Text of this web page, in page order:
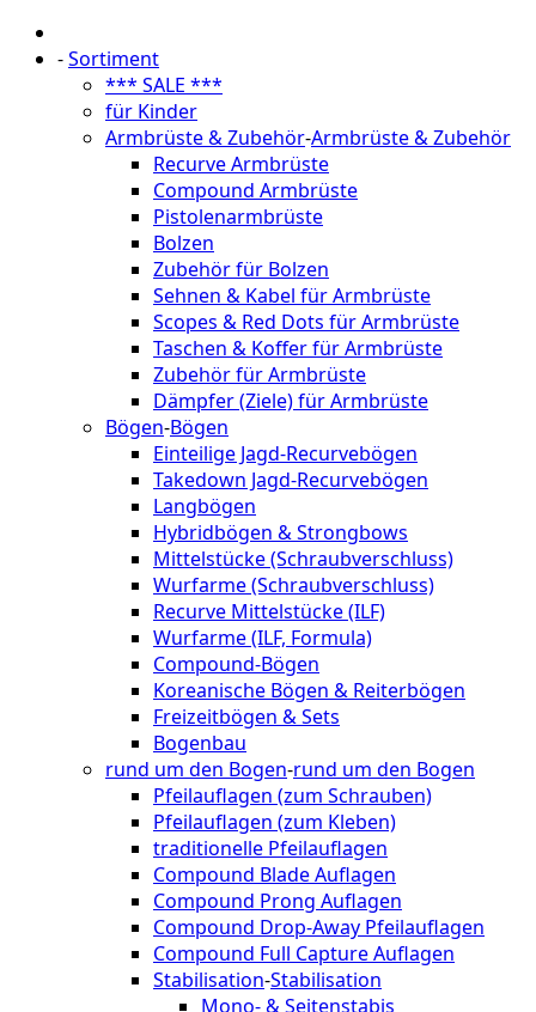
-Sortiment
*** SALE ***
für Kinder
Armbrüste & Zubehör-Armbrüste & Zubehör
Recurve Armbrüste
Compound Armbrüste
Pistolenarmbrüste
Bolzen
Zubehör für Bolzen
Sehnen & Kabel für Armbrüste
Scopes & Red Dots für Armbrüste
Taschen & Koffer für Armbrüste
Zubehör für Armbrüste
Dämpfer (Ziele) für Armbrüste
Bögen-Bögen
Einteilige Jagd-Recurvebögen
Takedown Jagd-Recurvebögen
Langbögen
Hybridbögen & Strongbows
Mittelstücke (Schraubverschluss)
Wurfarme (Schraubverschluss)
Recurve Mittelstücke (ILF)
Wurfarme (ILF, Formula)
Compound-Bögen
Koreanische Bögen & Reiterbögen
Freizeitbögen & Sets
Bogenbau
rund um den Bogen-rund um den Bogen
Pfeilauflagen (zum Schrauben)
Pfeilauflagen (zum Kleben)
traditionelle Pfeilauflagen
Compound Blade Auflagen
Compound Prong Auflagen
Compound Drop-Away Pfeilauflagen
Compound Full Capture Auflagen
Stabilisation-Stabilisation
Mono- & Seitenstabis